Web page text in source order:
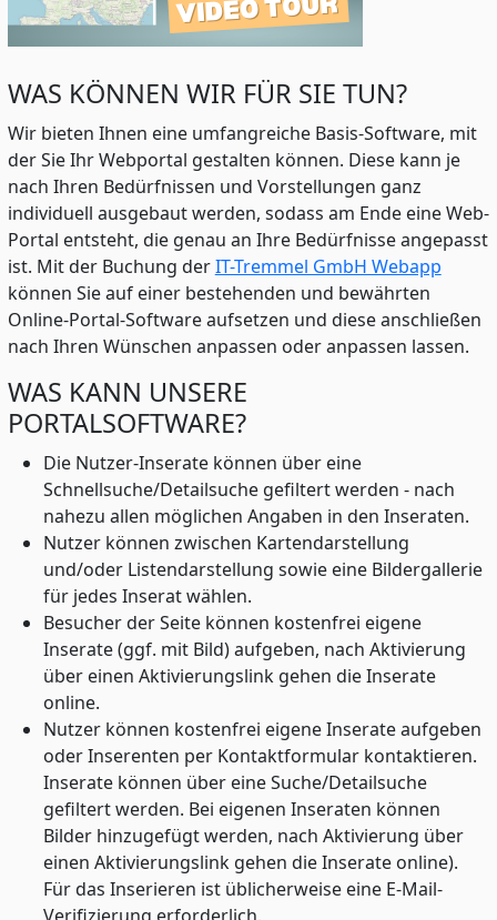
WAS KÖNNEN WIR FÜR SIE TUN?
Wir bieten Ihnen eine umfangreiche Basis-Software, mit
der Sie Ihr Webportal gestalten können. Diese kann je
nach Ihren Bedürfnissen und Vorstellungen ganz
individuell ausgebaut werden, sodass am Ende eine Web-
Portal entsteht, die genau an Ihre Bedürfnisse angepasst
ist. Mit der Buchung derIT-Tremmel GmbH Webapp
können Sie auf einer bestehenden und bewährten
Online-Portal-Software aufsetzen und diese anschließen
nach Ihren Wünschen anpassen oder anpassen lassen.
WAS KANN UNSERE
PORTALSOFTWARE?
Die Nutzer-Inserate können über eine
Schnellsuche/Detailsuche gefiltert werden - nach
nahezu allen möglichen Angaben in den Inseraten.
Nutzer können zwischen Kartendarstellung
und/oder Listendarstellung sowie eine Bildergallerie
für jedes Inserat wählen.
Besucher der Seite können kostenfrei eigene
Inserate (ggf. mit Bild) aufgeben, nach Aktivierung
über einen Aktivierungslink gehen die Inserate
online.
Nutzer können kostenfrei eigene Inserate aufgeben
oder Inserenten per Kontaktformular kontaktieren.
Inserate können über eine Suche/Detailsuche
gefiltert werden. Bei eigenen Inseraten können
Bilder hinzugefügt werden, nach Aktivierung über
einen Aktivierungslink gehen die Inserate online).
Für das Inserieren ist üblicherweise eine E-Mail-